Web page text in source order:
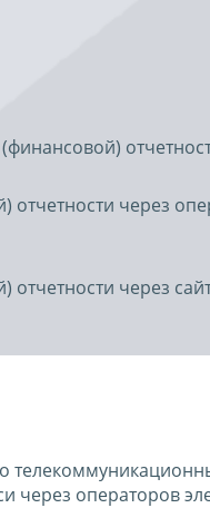
отчетности через
отчетности через
через операторов